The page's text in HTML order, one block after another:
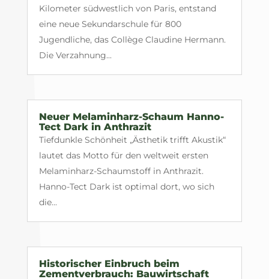
Kilometer südwestlich von Paris, entstand
eine neue Sekundarschule für 800
Jugendliche, das Collège Claudine Hermann.
Die Verzahnung...
Neuer Melaminharz-Schaum Hanno-
Tect Dark in Anthrazit
Tiefdunkle Schönheit „Ästhetik trifft Akustik“
lautet das Motto für den weltweit ersten
Melaminharz-Schaumstoff in Anthrazit.
Hanno-Tect Dark ist optimal dort, wo sich
die...
Historischer Einbruch beim
Zementverbrauch: Bauwirtschaft